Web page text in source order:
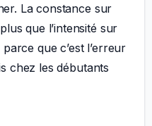
La constance sur
que l’intensité sur
que c’est l’erreur
chez les débutants